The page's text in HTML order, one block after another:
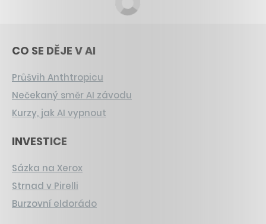
CO SE DĚJE V AI
Průšvih Anthtropicu
Nečekaný směr AI závodu
Kurzy, jak AI vypnout
INVESTICE
Sázka na Xerox
Strnad v Pirelli
Burzovní eldorádo